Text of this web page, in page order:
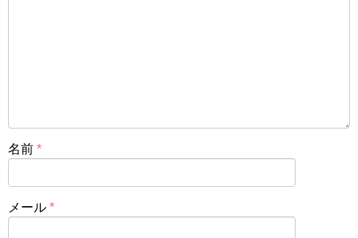
名前 *
メール *